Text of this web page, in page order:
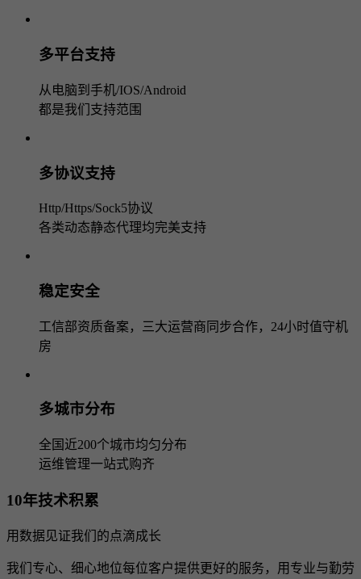
多平台支持
从电脑到手机/IOS/Android
都是我们支持范围
多协议支持
Http/Https/Sock5协议
各类动态静态代理均完美支持
稳定安全
工信部资质备案，三大运营商同步合作，24小时值守机
房
多城市分布
全国近200个城市均匀分布
运维管理一站式购齐
10年技术积累
用数据见证我们的点滴成长
我们专心、细心地位每位客户提供更好的服务，用专业与勤劳